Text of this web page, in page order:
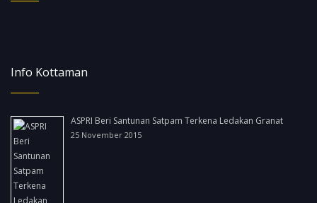
Info Kottaman
ASPRI Beri Santunan Satpam Terkena Ledakan Granat
25 November 2015